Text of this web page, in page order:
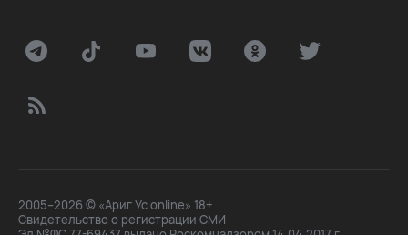
2005–2026 © «Ариг Ус online» 18+
Свидетельство о регистрации СМИ